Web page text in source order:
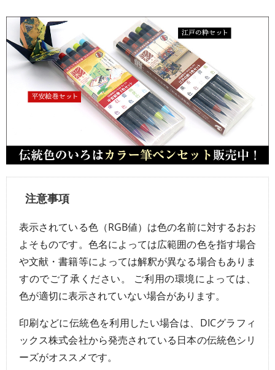
注意事項
表示されている色（RGB値）は色の名前に対するおお
よそものです。色名によっては広範囲の色を指す場合
や文献・書籍等によっては解釈が異なる場合もありま
すのでご了承ください。 ご利用の環境によっては、
色が適切に表示されていない場合があります。
印刷などに伝統色を利用したい場合は、DICグラフィ
ックス株式会社から発売されている日本の伝統色シリ
ーズがオススメです。